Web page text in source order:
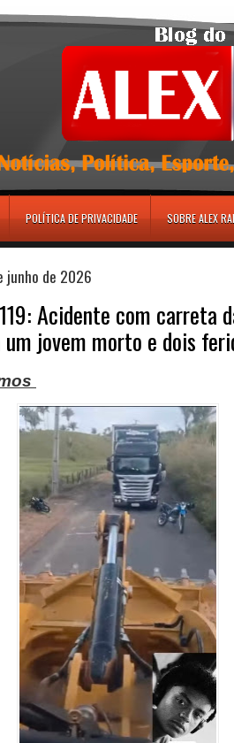
POLÍTICA DE PRIVACIDADE SOBRE ALEX
junho de 2026
Acidente com carreta
jovem morto e dois